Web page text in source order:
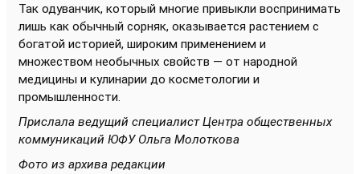
Так одуванчик, который многие привыкли воспринимать
лишь как обычный сорняк, оказывается растением с
богатой историей, широким применением и
множеством необычных свойств — от народной
медицины и кулинарии до косметологии и
промышленности.
Прислала ведущий специалист Центра общественных
коммуникаций ЮФУ Ольга Молоткова
Фото из архива редакции